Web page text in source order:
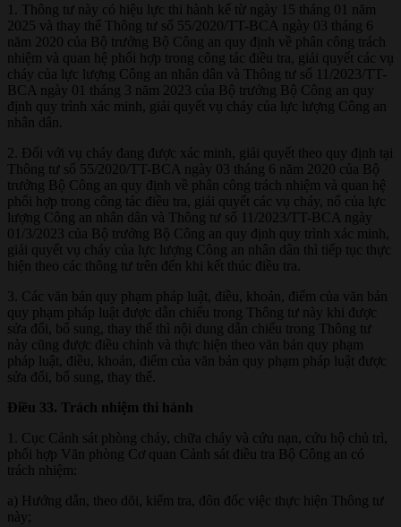
1. Thông tư này có hiệu lực thi hành kể từ ngày 15 tháng 01 năm
2025 và thay thế Thông tư số 55/2020/TT-BCA ngày 03 tháng 6
năm 2020 của Bộ trưởng Bộ Công an quy định về phân công trách
nhiệm và quan hệ phối hợp trong công tác điều tra, giải quyết các vụ
cháy của lực lượng Công an nhân dân và Thông tư số 11/2023/TT-
BCA ngày 01 tháng 3 năm 2023 của Bộ trưởng Bộ Công an quy
định quy trình xác minh, giải quyết vụ cháy của lực lượng Công an
nhân dân.
2. Đối với vụ cháy đang được xác minh, giải quyết theo quy định tại
Thông tư số 55/2020/TT-BCA ngày 03 tháng 6 năm 2020 của Bộ
trưởng Bộ Công an quy định về phân công trách nhiệm và quan hệ
phối hợp trong công tác điều tra, giải quyết các vụ cháy, nổ của lực
lượng Công an nhân dân và Thông tư số 11/2023/TT-BCA ngày
01/3/2023 của Bộ trưởng Bộ Công an quy định quy trình xác minh,
giải quyết vụ cháy của lực lượng Công an nhân dân thì tiếp tục thực
hiện theo các thông tư trên đến khi kết thúc điều tra.
3. Các văn bản quy phạm pháp luật, điều, khoản, điểm của văn bản
quy phạm pháp luật được dẫn chiếu trong Thông tư này khi được
sửa đổi, bổ sung, thay thế thì nội dung dẫn chiếu trong Thông tư
này cũng được điều chỉnh và thực hiện theo văn bản quy phạm
pháp luật, điều, khoản, điểm của văn bản quy phạm pháp luật được
sửa đổi, bổ sung, thay thế.
Điều 33. Trách nhiệm thi hành
1. Cục Cảnh sát phòng cháy, chữa cháy và cứu nạn, cứu hộ chủ trì,
phối hợp Văn phòng Cơ quan Cảnh sát điều tra Bộ Công an có
trách nhiệm:
a) Hướng dẫn, theo dõi, kiểm tra, đôn đốc việc thực hiện Thông tư
này;